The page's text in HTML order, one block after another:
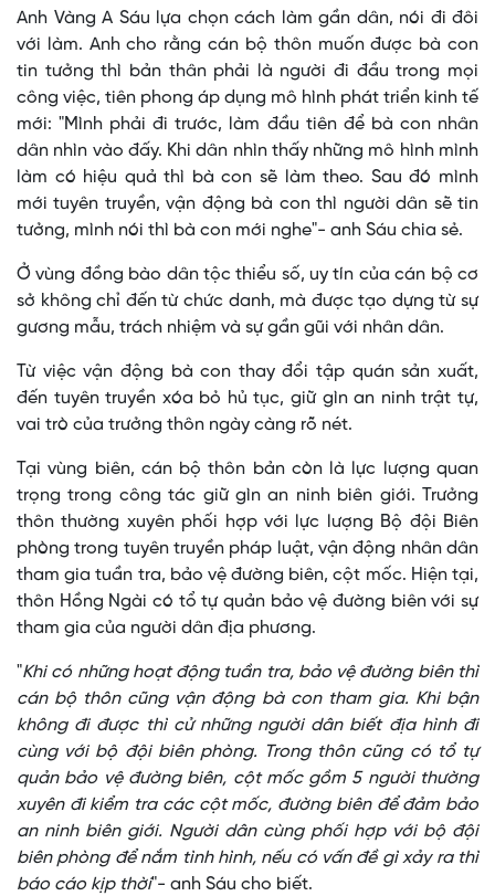
Anh Vàng A Sáu lựa chọn cách làm gần dân, nói đi đôi
với làm. Anh cho rằng cán bộ thôn muốn được bà con
tin tưởng thì bản thân phải là người đi đầu trong mọi
công việc, tiên phong áp dụng mô hình phát triển kinh tế
mới: "Mình phải đi trước, làm đầu tiên để bà con nhân
dân nhìn vào đấy. Khi dân nhìn thấy những mô hình mình
làm có hiệu quả thì bà con sẽ làm theo. Sau đó mình
mới tuyên truyền, vận động bà con thì người dân sẽ tin
tưởng, mình nói thì bà con mới nghe"- anh Sáu chia sẻ.
Ở vùng đồng bào dân tộc thiểu số, uy tín của cán bộ cơ
sở không chỉ đến từ chức danh, mà được tạo dựng từ sự
gương mẫu, trách nhiệm và sự gần gũi với nhân dân.
Từ việc vận động bà con thay đổi tập quán sản xuất,
đến tuyên truyền xóa bỏ hủ tục, giữ gìn an ninh trật tự,
vai trò của trưởng thôn ngày càng rõ nét.
Tại vùng biên, cán bộ thôn bản còn là lực lượng quan
trọng trong công tác giữ gìn an ninh biên giới. Trưởng
thôn thường xuyên phối hợp với lực lượng Bộ đội Biên
phòng trong tuyên truyền pháp luật, vận động nhân dân
tham gia tuần tra, bảo vệ đường biên, cột mốc. Hiện tại,
thôn Hồng Ngài có tổ tự quản bảo vệ đường biên với sự
tham gia của người dân địa phương.
"Khi có những hoạt động tuần tra, bảo vệ đường biên thì
cán bộ thôn cũng vận động bà con tham gia. Khi bận
không đi được thì cử những người dân biết địa hình đi
cùng với bộ đội biên phòng. Trong thôn cũng có tổ tự
quản bảo vệ đường biên, cột mốc gồm 5 người thường
xuyên đi kiểm tra các cột mốc, đường biên để đảm bảo
an ninh biên giới. Người dân cùng phối hợp với bộ đội
biên phòng để nắm tình hình, nếu có vấn đề gì xảy ra thì
báo cáo kịp thời"- anh Sáu cho biết.